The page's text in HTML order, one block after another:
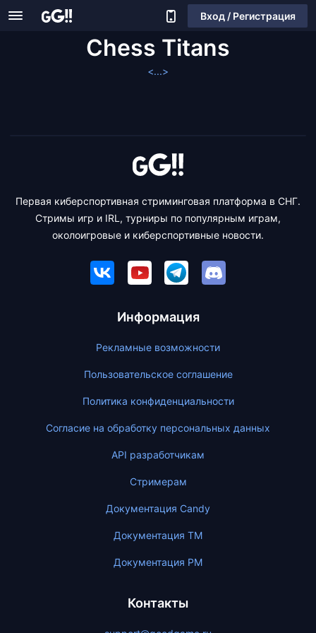
Вход / Регистрация
Chess Titans
<...>
Первая киберспортивная стриминговая платформа в СНГ.
Стримы игр и IRL, турниры по популярным играм,
околоигровые и киберспортивные новости.
Информация
Рекламные возможности
Пользовательское соглашение
Политика конфиденциальности
Согласие на обработку персональных данных
API разработчикам
Стримерам
Документация Candy
Документация ТМ
Документация PM
Контакты